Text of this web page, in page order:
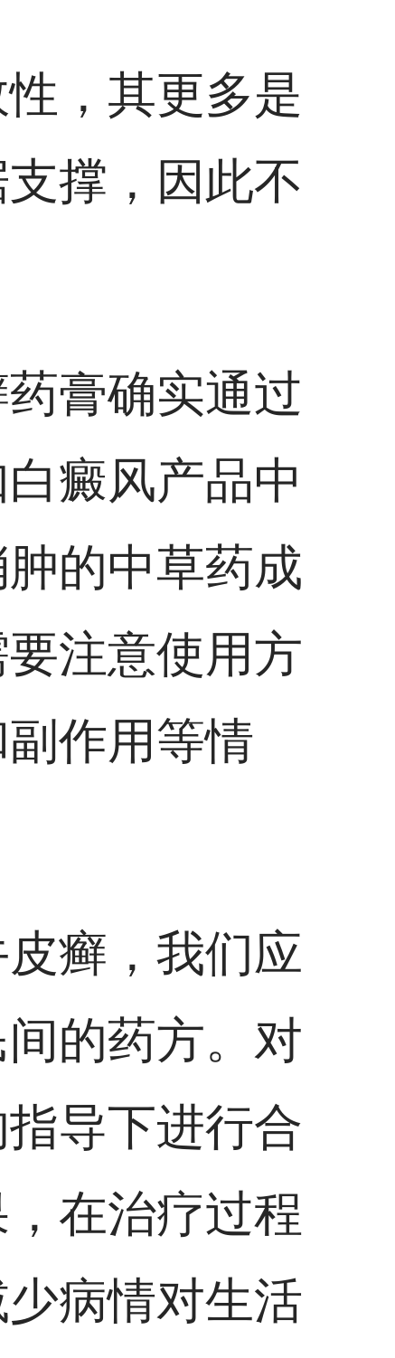
，其更多是
撑，因此不
膏确实通过
癜风产品中
的中草药成
注意使用方
作用等情
癣，我们应
的药方。对
导下进行合
在治疗过程
病情对生活